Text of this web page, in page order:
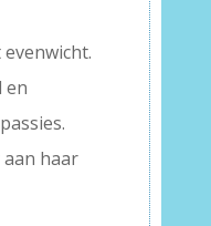
en
haar